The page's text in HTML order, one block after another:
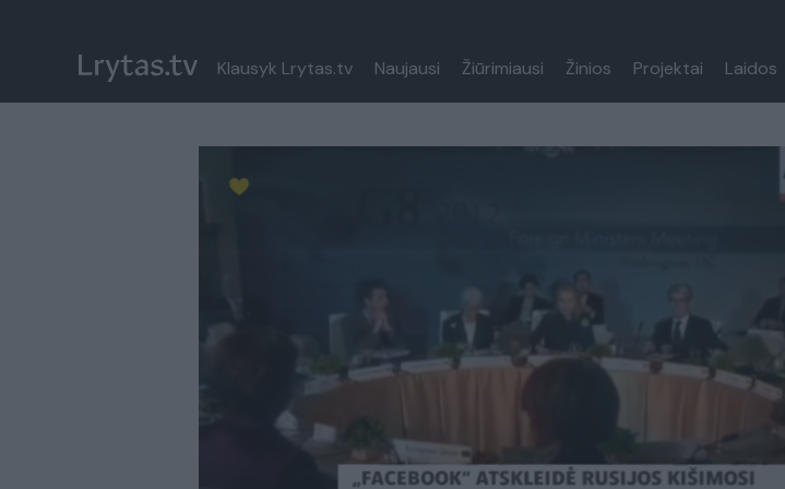
Klausyk Lrytas.tv Naujausi Žiūrimiausi Žinios Projektai Laidos